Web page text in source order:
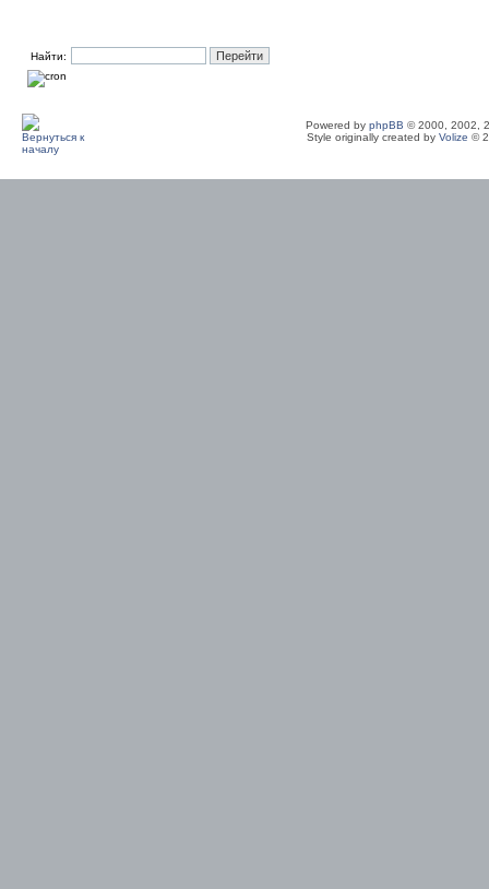
Найти:
Powered by phpBB © 2000, 2002,
Style originally created by Volize ©